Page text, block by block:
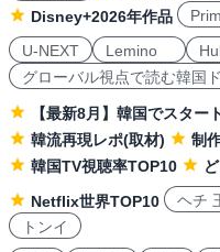
Disney+2026年作品
U-NEXT
Lemino
グローバル視点で読む韓国
【最新8月】韓国でスター
韓流再現レポ(取材)
制
韓国TV視聴率TOP10
Netflix世界TOP10
ヘチ
トンイ